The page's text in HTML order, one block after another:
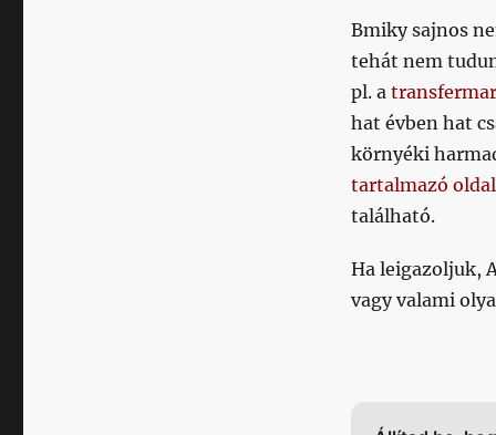
Bmiky sajnos
tehát nem
pl. a
hat évben hat
környéki
tartalmazó
található.
Ha leigazoljuk,
vagy valami